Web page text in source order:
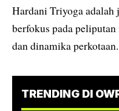
Hardani Triyoga
berfokus pada
dan dinamika perkotaan.
TRENDING DI